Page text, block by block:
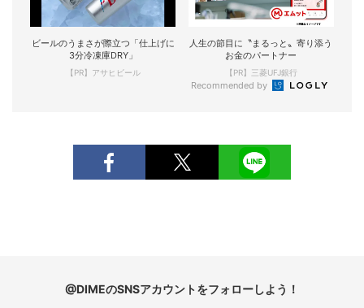
ビールのうまさが際立つ「仕上げに
3分冷凍庫DRY」
【PR】アサヒビール
人生の節目に〝まるっと〟寄り添う
お金のパートナー
【PR】三菱UFJ銀行
Recommended by
@DIMEのSNSアカウントをフォローしよう！